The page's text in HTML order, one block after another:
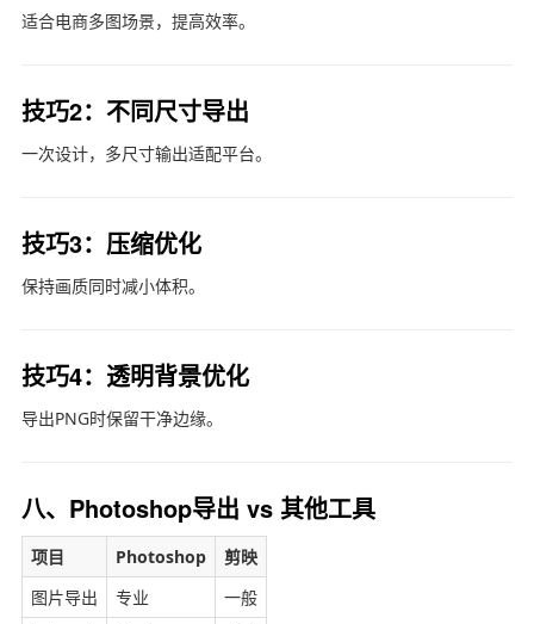
适合电商多图场景，提高效率。
技巧2：不同尺寸导出
一次设计，多尺寸输出适配平台。
技巧3：压缩优化
保持画质同时减小体积。
技巧4：透明背景优化
导出PNG时保留干净边缘。
八、Photoshop导出 vs 其他工具
项目 Photoshop
剪映
图片导出
专业
一般